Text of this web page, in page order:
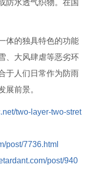
防水透气织物。在国
体的独具特色的功能
、大风肆虐等恶劣环
于人们日常作为防雨
展前景。
two-layer-two-stret
post/7736.html
post/940